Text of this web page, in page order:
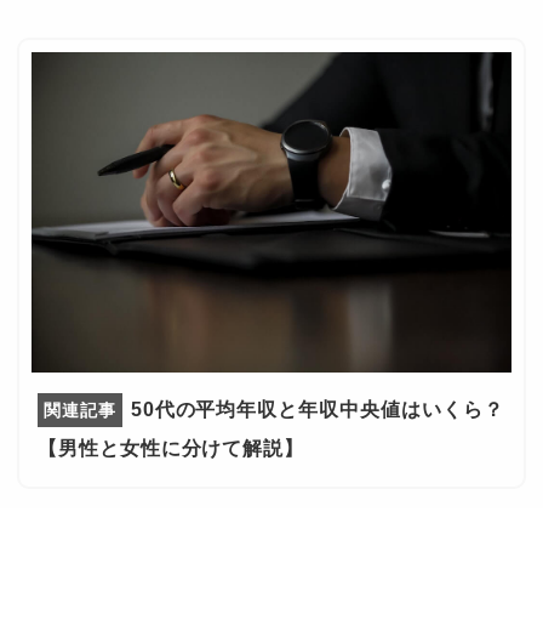
50代の平均年収と年収中央値はいくら？
【男性と女性に分けて解説】